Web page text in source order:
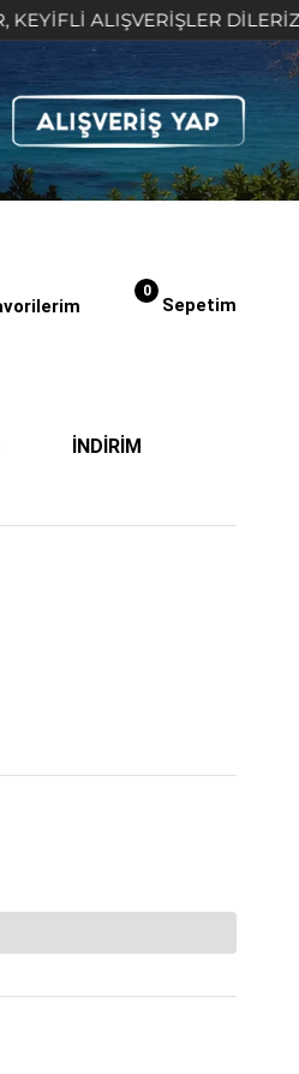
DİLERİZ 🤍
Sepetim
0
İNDİRİM